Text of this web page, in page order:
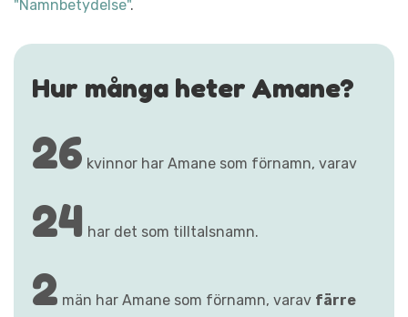
"Namnbetydelse".
Hur många heter Amane?
26 kvinnor har Amane som förnamn, varav
24 har det som tilltalsnamn.
2 män har Amane som förnamn, varav färre